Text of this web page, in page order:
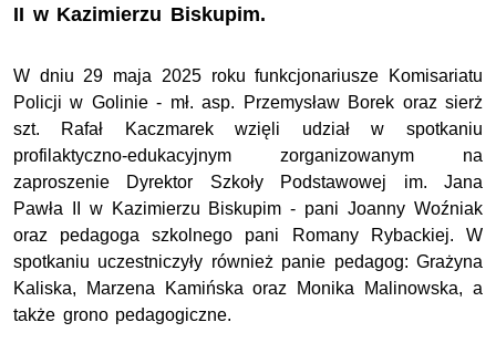
II w Kazimierzu Biskupim.
W dniu 29 maja 2025 roku funkcjonariusze Komisariatu
Policji w Golinie - mł. asp. Przemysław Borek oraz sierż
szt. Rafał Kaczmarek wzięli udział w spotkaniu
profilaktyczno-edukacyjnym zorganizowanym na
zaproszenie Dyrektor Szkoły Podstawowej im. Jana
Pawła II w Kazimierzu Biskupim - pani Joanny Woźniak
oraz pedagoga szkolnego pani Romany Rybackiej. W
spotkaniu uczestniczyły również panie pedagog: Grażyna
Kaliska, Marzena Kamińska oraz Monika Malinowska, a
także grono pedagogiczne.